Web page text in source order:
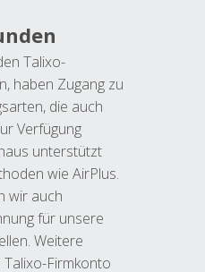
Talixo-
haben Zugang zu
die auch
Verfügung
unterstützt
wie AirPlus.
wir auch
für unsere
Weitere
Firmkonto